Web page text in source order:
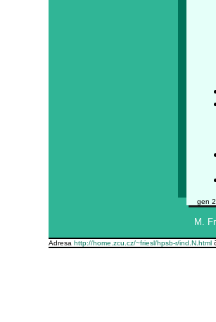
gen
M.
Adresa http://home.zcu.cz/~friesl/hpsb-r/ind.N.html